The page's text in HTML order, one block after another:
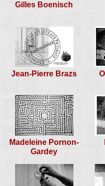
Gilles Boenisch
Jean-Pierre Brazs
Madeleine Pornon-
Gardey